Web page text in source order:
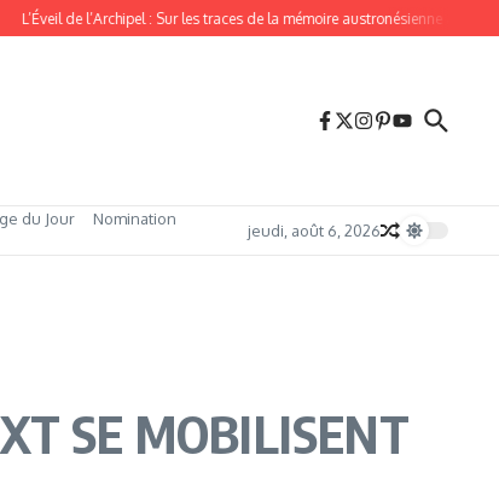
de l’Archipel : Sur les traces de la mémoire austronésienne à Taïwan
du Jour
Nomination
jeudi, août 6, 2026
SE MOBILISENT